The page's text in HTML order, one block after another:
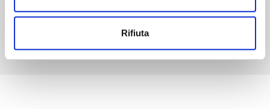
Rifiuta
Network